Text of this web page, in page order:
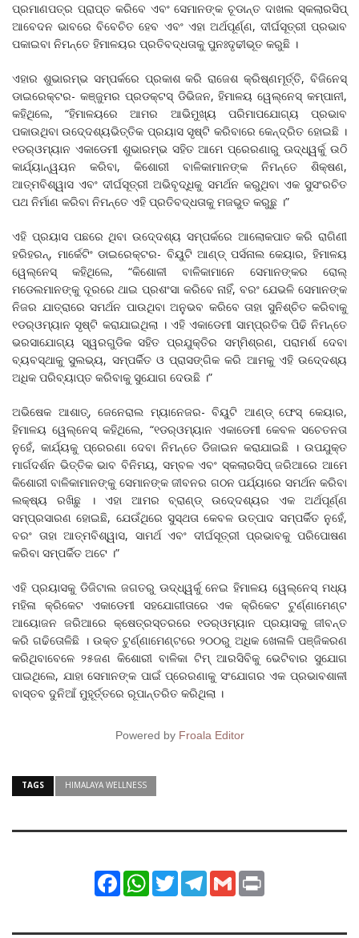
ପ୍ରମାଣପତ୍ର ପ୍ରାପ୍ତ କରିବେ ଏବଂ ସେମାନଙ୍କ ଚୂଡାନ୍ତ ଦାଖଲ ସ୍କଲାରସିପ୍‌
ଆବେଦନ ଭାବରେ ବିବେଚିତ ହେବ ଏବଂ ଏହା ଅର୍ଥପୂର୍ଣ୍ଣ, ଦୀର୍ଘସୂତ୍ରୀ ପ୍ରଭାବ
ପକାଇବା ନିମନ୍ତେ ହିମାଳୟର ପ୍ରତିବଦ୍ଧତାକୁ ପୁନଃଦୃଢୀଭୂତ କରୁଛି ।
ଏହାର ଶୁଭାରମ୍ଭ ସମ୍ପର୍କରେ ପ୍ରକାଶ କରି ରାଜେଶ କ୍ରିଷ୍ଣମୂର୍ତ୍ତି, ବିଜିନେସ୍‌
ଡାଇରେକ୍ଟର- କଞ୍ଜୁମର ପ୍ରଡକ୍ଟସ୍‌ ଡିଭିଜନ, ହିମାଳୟ ୱେଲ୍‌ନେସ୍‌ କମ୍ପାନୀ,
କହିଥିଲେ, “ହିମାଳୟରେ ଆମର ଆଭିମୁଖ୍ୟ ପରିମାପଯୋଗ୍ୟ ପ୍ରଭାବ
ପକାଉଥିବା ଉଦେ୍ଦଶ୍ୟଭିତ୍ତିକ ପ୍ରୟାସ ସୃଷ୍ଟି କରିବାରେ କେନ୍ଦ୍ରିତ ହୋଇଛି ।
୧ଡର୍‌ଓମ୍ୟାନ ଏକାଡେମୀ ଶୁଭାରମ୍ଭ ସହିତ ଆମେ ପ୍ରେରଣାରୁ ଊଦ୍ଧ୍ୱର୍କୁ ଉଠି
କାର୍ଯ୍ୟାନ୍ୱୟନ କରିବା, କିଶୋରୀ ବାଳିକାମାନଙ୍କ ନିମନ୍ତେ ଶିକ୍ଷଣ,
ଆତ୍ମବିଶ୍ୱାସ ଏବଂ ଦୀର୍ଘସୂତ୍ରୀ ଅଭିବୃଦ୍ଧିକୁ ସମର୍ଥନ କରୁଥିବା ଏକ ସୁସଂରଚିତ
ପଥ ନିର୍ମାଣ କରିବା ନିମନ୍ତେ ଏହି ପ୍ରତିବଦ୍ଧତାକୁ ମଜଭୁତ କରୁଛୁ ।”
ଏହି ପ୍ରୟାସ ପଛରେ ଥିବା ଉଦେ୍ଦଶ୍ୟ ସମ୍ପର୍କରେ ଆଲୋକପାତ କରି ରାଗିଣୀ
ହରିହରନ୍‌, ମାର୍କେଟିଂ ଡାଇରେକ୍ଟର- ବିୟୁଟି ଆଣ୍ଡ୍‌ ପର୍ସନାଲ କେୟାର, ହିମାଳୟ
ୱେଲ୍‌ନେସ୍‌ କହିଥିଲେ, “କିଶୋଳୀ ବାଳିକାମାନେ ସେମାନଙ୍କର ରୋଲ୍‌
ମଡେଲମାନଙ୍କୁ ଦୂରରେ ଥାଇ ପ୍ରଶଂସା କରିବେ ନାହିଁ, ବରଂ ଯେଭଳି ସେମାନଙ୍କ
ନିଜର ଯାତ୍ରାରେ ସମର୍ଥନ ପାଉଥିବା ଅନୁଭବ କରିବେ ତାହା ସୁନିଶ୍ଚିତ କରିବାକୁ
୧ଡର୍‌ଓମ୍ୟାନ ସୃଷ୍ଟି କରାଯାଇଥିଲା । ଏହି ଏକାଡେମୀ ସାମ୍ପ୍ରତିକ ପିଢି ନିମନ୍ତେ
ଭରସାଯୋଗ୍ୟ ସ୍ୱରଗୁଡିକ ସହିତ ପ୍ରଯୁକ୍ତିର ସମ୍ମିଶ୍ରଣ, ପରାମର୍ଶ ଦେବା
ବ୍ୟବସ୍ଥାକୁ ସୁଲଭ୍ୟ, ସମ୍ପର୍କିତ ଓ ପ୍ରାସଙ୍ଗିକ କରି ଆମକୁ ଏହି ଉଦେ୍ଦଶ୍ୟ
ଅଧିକ ପରିବ୍ୟାପ୍ତ କରିବାକୁ ସୁଯୋଗ ଦେଉଛି ।”
ଅଭିଷେକ ଆଶାତ୍‌, ଜେନେରାଲ ମ୍ୟାନେଜର- ବିୟୁଟି ଆଣ୍ଡ୍‌ ଫେସ୍‌ କେୟାର,
ହିମାଳୟ ୱେଲ୍‌ନେସ୍‌ କହିଥିଲେ, “୧ଡର୍‌ଓମ୍ୟାନ ଏକାଡେମୀ କେବଳ ସଚେତନତା
ନୁହେଁ, କାର୍ଯ୍ୟକୁ ପ୍ରେରଣା ଦେବା ନିମନ୍ତେ ଡିଜାଇନ କରାଯାଇଛି । ଉପଯୁକ୍ତ
ମାର୍ଗଦର୍ଶନ ଭିତ୍ତିକ ଭାବ ବିନିମୟ, ସମ୍ବଳ ଏବଂ ସ୍କଲାରସିପ୍‌ ଜରିଆରେ ଆମେ
କିଶୋରୀ ବାଳିକାମାନଙ୍କୁ ସେମାନଙ୍କ ଜୀବନର ଗଠନ ପର୍ଯ୍ୟାରେ ସମର୍ଥନ କରିବା
ଲକ୍ଷ୍ୟ ରଖିଛୁ । ଏହା ଆମର ବ୍ରାଣ୍ଡ୍‌ ଉଦେ୍ଦଶ୍ୟର ଏକ ଅର୍ଥପୂର୍ଣ୍ଣ
ସମ୍ପ୍ରସାରଣ ହୋଇଛି, ଯେଉଁଥିରେ ସୁସ୍‌ଥତା କେବଳ ଉତ୍ପାଦ ସମ୍ପର୍କିତ ନୁହେଁ,
ବରଂ ତାହା ଆତ୍ମବିଶ୍ୱାସ, ସାମର୍ଥ ଏବଂ ଦୀର୍ଘସୂତ୍ରୀ ପ୍ରଭାବକୁ ପରିପୋଷଣ
କରିବା ସମ୍ପର୍କିତ ଅଟେ ।”
ଏହି ପ୍ରୟାସକୁ ଡିଜିଟାଲ ଜଗତରୁ ଊଦ୍ଧ୍ୱର୍କୁ ନେଇ ହିମାଳୟ ୱେଲ୍‌ନେସ୍‌ ମଧ୍ୟ
ମହିଳା କ୍ରିକେଟ ଏକାଡେମୀ ସହଯୋଗୀତାରେ ଏକ କ୍ରିକେଟ ଟୁର୍ଣ୍ଣାମେଣ୍ଟ
ଆୟୋଜନ ଜରିଆରେ କ୍ଷେତ୍ରସ୍ତରରେ ୧ଡର୍‌ଓମ୍ୟାନ ପ୍ରୟାସକୁ ଜୀବନ୍ତ
କରି ଗଢିତୋଳିଛି । ଉକ୍ତ ଟୁର୍ଣ୍ଣାମେଣ୍ଟରେ ୨୦୦ରୁ ଅଧିକ ଖେଳାଳି ପଞ୍ଜିକରଣ
କରିଥିବାବେଳେ ୨୫ଜଣ କିଶୋରୀ ବାଳିକା ଟିମ୍‌ ଆରସିବିକୁ ଭେଟିବାର ସୁଯୋଗ
ପାଇଥିଲେ, ଯାହା ସେମାନଙ୍କ ପାଇଁ ପ୍ରେରଣାକୁ ସଂଯୋଗର ଏକ ପ୍ରଭାବଶାଳୀ
ବାସ୍ତବ ଦୁନିଆଁ ମୁହୂର୍ତ୍ତରେ ରୂପାନ୍ତରିତ କରିଥିଲା ।
Powered by Froala Editor
TAGS HIMALAYA WELLNESS
FacebookWhatsApp
TwitterTelegram
Gmail